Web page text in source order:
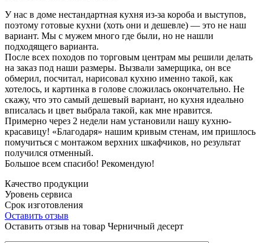
У нас в доме нестандартная кухня из-за короба и выступов,
поэтому готовые кухни (хоть они и дешевле) — это не наш
вариант. Мы с мужем много где были, но не нашли
подходящего варианта.
После всех походов по торговым центрам мы решили делать
на заказ под наши размеры. Вызвали замерщика, он все
обмерил, посчитал, нарисовал кухню именно такой, как
хотелось, и картинка в голове сложилась окончательно. Не
скажу, что это самый дешевый вариант, но кухня идеально
вписалась и цвет выбрала такой, как мне нравится.
Примерно через 2 недели нам установили нашу кухню-
красавицу! «Благодаря» нашим кривым стенам, им пришлось
помучиться с монтажом верхних шкафчиков, но результат
получился отменный.
Большое всем спасибо! Рекомендую!
Качество продукции
Уровень сервиса
Срок изготовления
Оставить отзыв
Оставить отзыв на товар Черничный десерт